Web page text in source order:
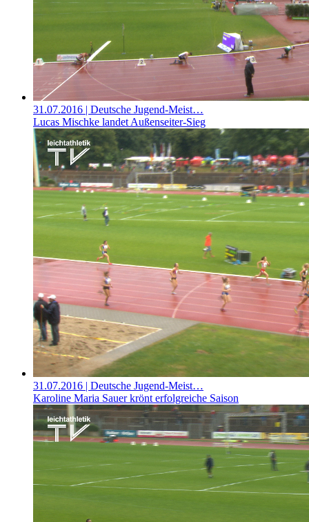
31.07.2016 | Deutsche Jugend-Meist…
Lucas Mischke landet Außenseiter-Sieg
31.07.2016 | Deutsche Jugend-Meist…
Karoline Maria Sauer krönt erfolgreiche Saison